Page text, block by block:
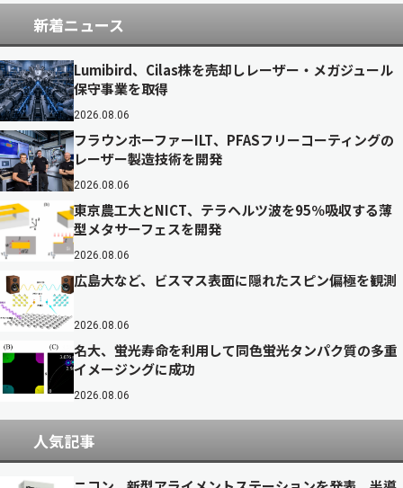
新着ニュース
Lumibird、Cilas株を売却しレーザー・メガジュール
保守事業を取得
2026.08.06
フラウンホーファーILT、PFASフリーコーティングの
レーザー製造技術を開発
2026.08.06
東京農工大とNICT、テラヘルツ波を95％吸収する薄
型メタサーフェスを開発
2026.08.06
広島大など、ビスマス表面に隠れたスピン偏極を観測
2026.08.06
名大、蛍光寿命を利用して同色蛍光タンパク質の多重
イメージングに成功
2026.08.06
人気記事